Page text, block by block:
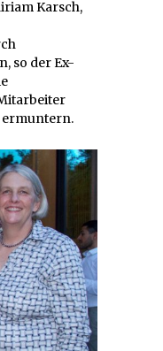
Karsch,
so der Ex-